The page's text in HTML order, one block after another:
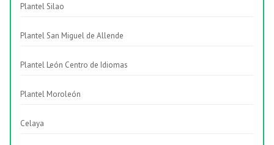
Plantel Silao
Plantel San Miguel de Allende
Plantel León Centro de Idiomas
Plantel Moroleón
Celaya